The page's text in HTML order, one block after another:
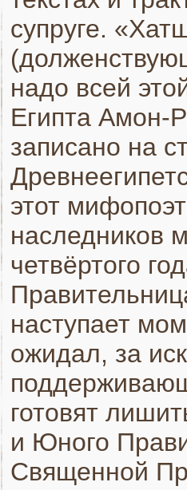
супруге.
надо всей
Египта Амон-
записано на
этот
наследников
четвёртого
наступает
ожидал, за
готовят
и Юного
Священной